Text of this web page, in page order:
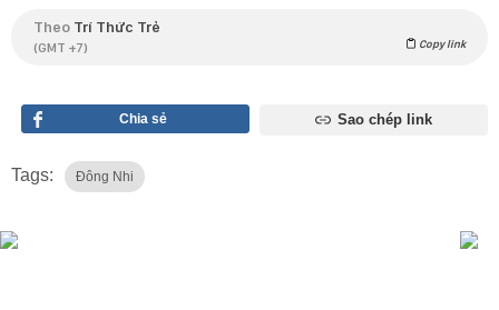
Theo Trí Thức Trẻ
(GMT +7) Copy link
Chia sẻ Sao chép link
Tags: Đông Nhi